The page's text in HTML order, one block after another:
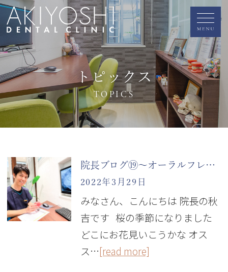
トピックス
TOPICS
院長ブログ⑲～オーラルフレイル～
2022年3月29日
みなさん、こんにちは 院長の秋
吉です 桜の季節になりました
どこにお花見いこうかな オス
ス…[read more]